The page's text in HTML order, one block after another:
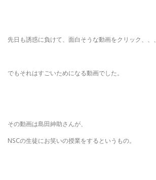
先日も誘惑に負けて、面白そうな動画をクリック、、、
でもそれはすごいためになる動画でした。
その動画は島田紳助さんが、
NSCの生徒にお笑いの授業をするというもの。